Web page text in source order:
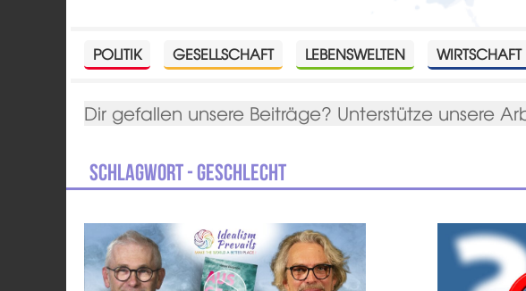
POLITIK GESELLSCHAFT LEBENSWELTEN WIRTSCHAFT
Dir gefallen unsere Beiträge? Unterstütze unsere
Schlagwort - Geschlecht